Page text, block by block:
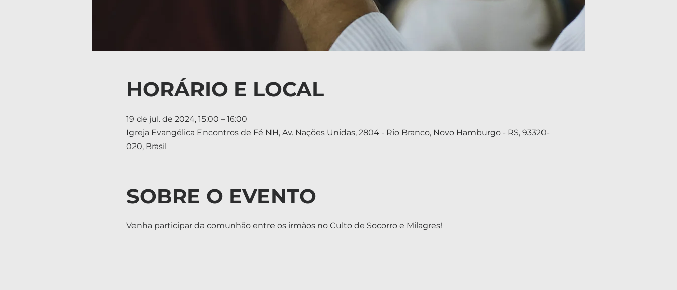
HORÁRIO E LOCAL
19 de jul. de 2024, 15:00 – 16:00
Igreja Evangélica Encontros de Fé NH, Av. Nações Unidas, 2804 - Rio Branco, Novo Hamburgo - RS, 93320-
020, Brasil
SOBRE O EVENTO
Venha participar da comunhão entre os irmãos no Culto de Socorro e Milagres!